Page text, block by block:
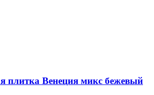
плитка Венеция микс бежевый